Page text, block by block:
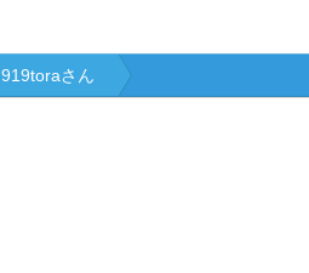
919toraさん